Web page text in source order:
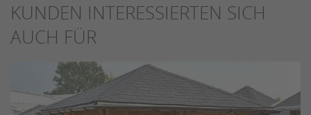
KUNDEN INTERESSIERTEN SICH
AUCH FÜR